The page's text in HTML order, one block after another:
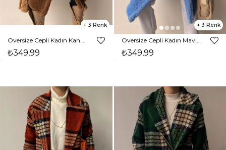
3
Oversize Cepli Kadın Kahverengi Teddy Kaban 21K000306
₺349,99
3
Oversize Cepli Kadın Mavi Teddy Kaban 21K000306
₺349,99